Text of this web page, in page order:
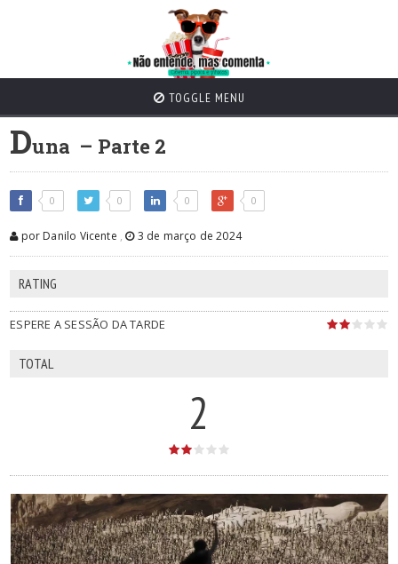
TOGGLE MENU
Duna – Parte 2
0 0 0 0
por Danilo Vicente , 3 de março de 2024
RATING
ESPERE A SESSÃO DA TARDE
TOTAL
2